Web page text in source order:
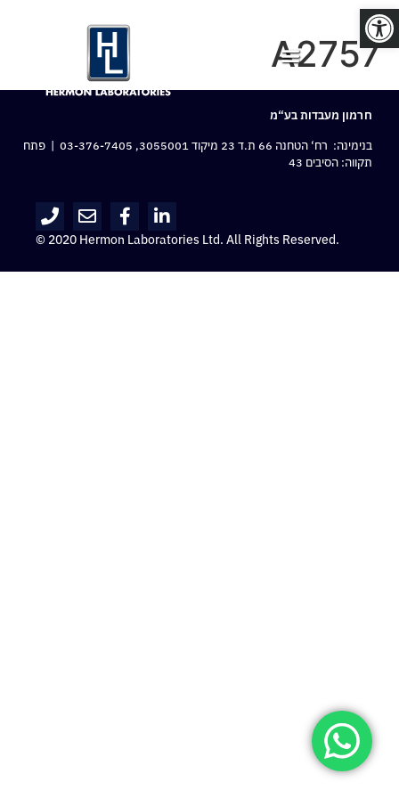
פתח סרגל נגישות
A2757
חרמון מעבדות בע“מ
בנימינה: רח‘ הטחנה 66 ת.ד 23 מיקוד 3055001,
03-376-7405 | פתח
תקווה: הסיבים 43
© 2020 Hermon Laboratories Ltd. All Rights Reserved.